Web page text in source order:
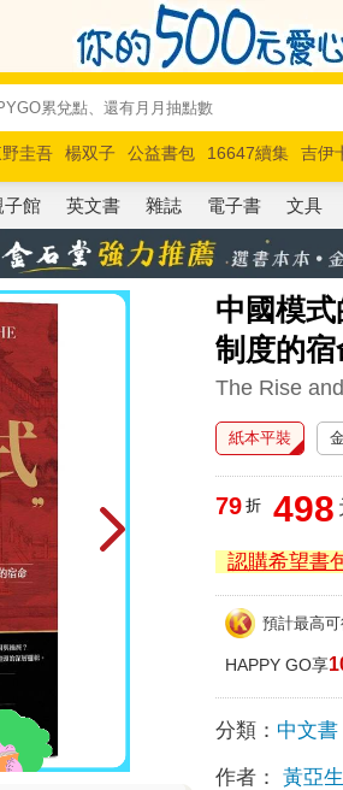
圭吾 楊双子 公益書包 16647續集 吉伊
路邊攤新作 馬斯克 玩具總動員5 超慢
子館 英文書 雜誌 電子書 文具
中國模
制度的宿
The Rise
紙本平裝
79 折 498
認購希望書
預計最高
HAPPY GO享
分類： 中文書
作者： 黃亞生